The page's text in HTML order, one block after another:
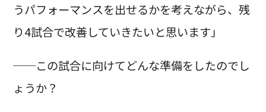
うパフォーマンスを出せるかを考えながら、残
り4試合で改善していきたいと思います」
──この試合に向けてどんな準備をしたのでし
ょうか？